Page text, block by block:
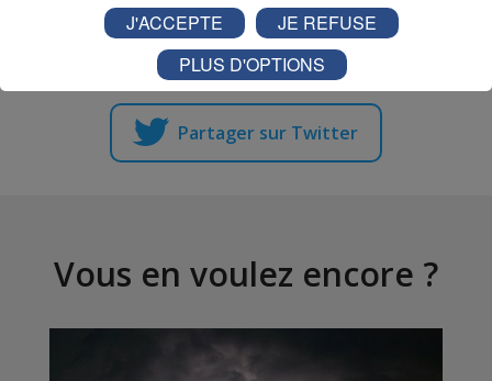
Partager sur Facebook
Partager sur Twitter
Vous en voulez encore ?
J'ACCEPTE
JE REFUSE
PLUS D'OPTIONS